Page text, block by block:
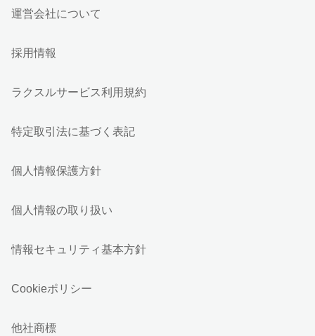
運営会社について
採用情報
ラクスルサービス利用規約
特定取引法に基づく表記
個人情報保護方針
個人情報の取り扱い
情報セキュリティ基本方針
Cookieポリシー
他社商標